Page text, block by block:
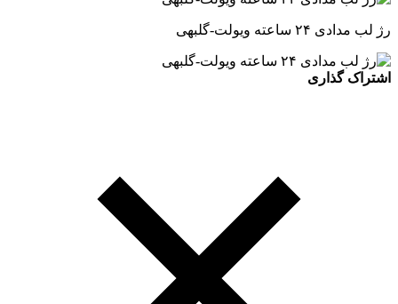
رژ لب مدادی ۲۴ ساعته ویولت-گلبهی
اشتراک گذاری